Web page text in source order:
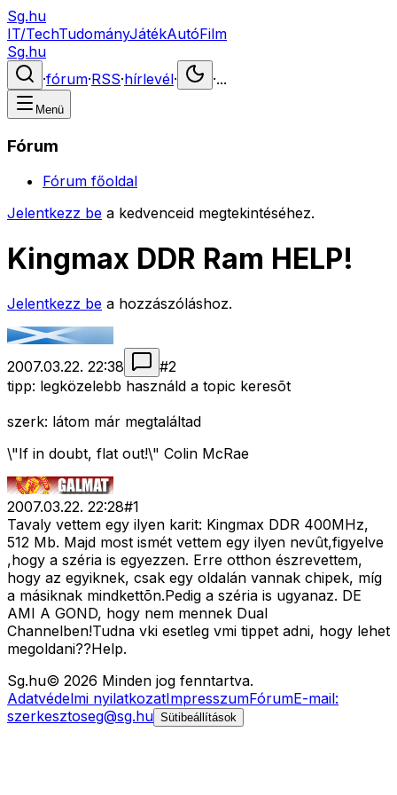
Sg.hu
IT/TechTudományJátékAutóFilm
Sg.hu
·fórum·RSS·hírlevél· ·...
Menü
Fórum
Fórum főoldal
Jelentkezz be a kedvenceid megtekintéséhez.
Kingmax DDR Ram HELP!
Jelentkezz be a hozzászóláshoz.
2007.03.22. 22:38 #2
tipp: legközelebb használd a topic keresõt
szerk: látom már megtaláltad
\"If in doubt, flat out!\" Colin McRae
2007.03.22. 22:28#1
Tavaly vettem egy ilyen karit: Kingmax DDR 400MHz,
512 Mb. Majd most ismét vettem egy ilyen nevût,figyelve
,hogy a széria is egyezzen. Erre otthon észrevettem,
hogy az egyiknek, csak egy oldalán vannak chipek, míg
a másiknak mindkettõn.Pedig a széria is ugyanaz. DE
AMI A GOND, hogy nem mennek Dual
Channelben!Tudna vki esetleg vmi tippet adni, hogy lehet
megoldani??Help.
Sg.hu© 2026 Minden jog fenntartva.
Adatvédelmi nyilatkozatImpresszumFórumE-mail:
szerkesztoseg@sg.hu Sütibeállítások